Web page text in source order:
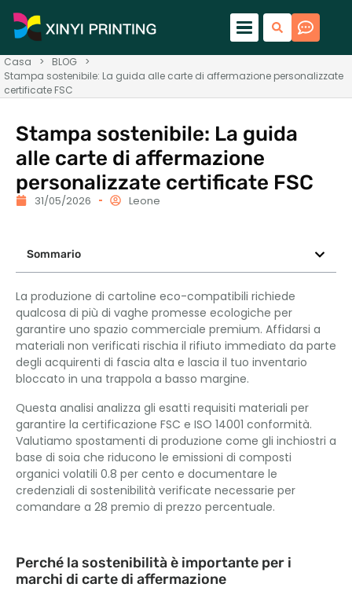
Casa > BLOG
>
Stampa sostenibile: La guida alle carte di affermazione personalizzate
certificate FSC
Stampa sostenibile: La guida
alle carte di affermazione
personalizzate certificate FSC
31/05/2026 Leone
Sommario
La produzione di cartoline eco-compatibili richiede
qualcosa di più di vaghe promesse ecologiche per
garantire uno spazio commerciale premium. Affidarsi a
materiali non verificati rischia il rifiuto immediato da parte
degli acquirenti di fascia alta e lascia il tuo inventario
bloccato in una trappola a basso margine.
Questa analisi analizza gli esatti requisiti materiali per
garantire la certificazione FSC e ISO 14001 conformità.
Valutiamo spostamenti di produzione come gli inchiostri a
base di soia che riducono le emissioni di composti
organici volatili 0.8 per cento e documentare le
credenziali di sostenibilità verificate necessarie per
comandare a 28 premio di prezzo percentuale.
Perché la sostenibilità è importante per i
marchi di carte di affermazione